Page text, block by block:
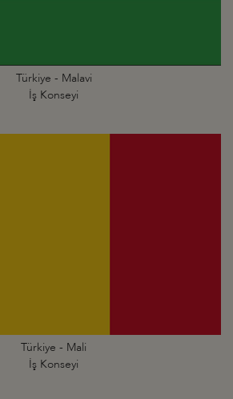
Türkiye - Malavi
İş Konseyi
Türkiye - Mali
İş Konseyi